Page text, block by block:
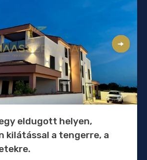
eldugott helyen,
kilátással a tengerre, a